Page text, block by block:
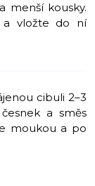
menší kousky.
a vložte do ní
cibuli 2–3
a směs
moukou a po